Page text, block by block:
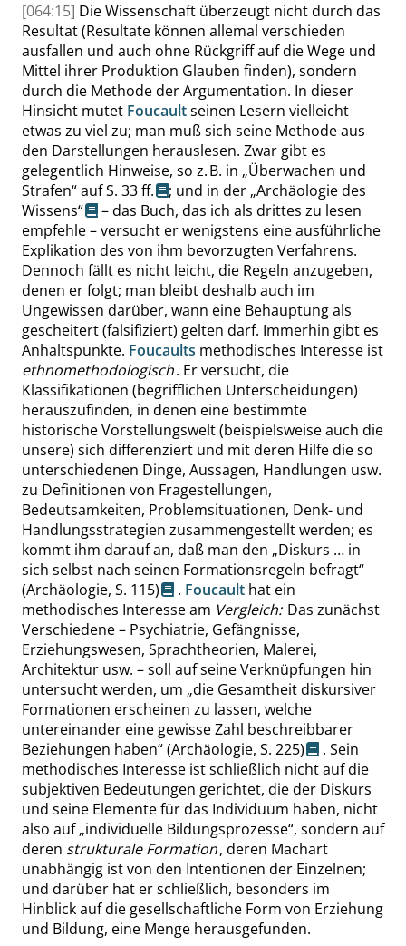
[064:15] Die Wissenschaft überzeugt nicht durch das
Resultat (Resultate können allemal verschieden
ausfallen und auch ohne Rückgriff auf die Wege und
Mittel ihrer Produktion Glauben finden), sondern
durch die Methode der Argumentation. In dieser
Hinsicht mutet Foucaultseinen Lesern vielleicht
etwas zu viel zu; man muß sich seine Methode aus
den Darstellungen herauslesen. Zwar gibt es
gelegentlich Hinweise, so z. B. in „Überwachen und
Strafen“aufS. 33 ff. ; und in der „Archäologie des
Wissens“
– das Buch, das ich als drittes zu lesen
empfehle – versucht er wenigstens eine ausführliche
Explikation des von ihm bevorzugten Verfahrens.
Dennoch fällt es nicht leicht, die Regeln anzugeben,
denen er folgt; man bleibt deshalb auch im
Ungewissen darüber, wann eine Behauptung als
gescheitert (falsifiziert) gelten darf. Immerhin gibt es
Anhaltspunkte. Foucaults methodisches Interesse ist
ethnomethodologisch. Er versucht, die
Klassifikationen (begrifflichen Unterscheidungen)
herauszufinden, in denen eine bestimmte
historische Vorstellungswelt (beispielsweise auch die
unsere) sich differenziert und mit deren Hilfe die so
unterschiedenen Dinge, Aussagen, Handlungen usw.
zu Definitionen von Fragestellungen,
Bedeutsamkeiten, Problemsituationen, Denk- und
Handlungsstrategien zusammengestellt werden; es
kommt ihm darauf an, daß man den „Diskurs … in
sich selbst nach seinen Formationsregeln befragt“
(Archäologie, S. 115) . Foucaulthat ein
methodisches Interesse am Vergleich: Das zunächst
Verschiedene – Psychiatrie, Gefängnisse,
Erziehungswesen, Sprachtheorien, Malerei,
Architektur usw. – soll auf seine Verknüpfungen hin
untersucht werden, um „die Gesamtheit diskursiver
Formationen erscheinen zu lassen, welche
untereinander eine gewisse Zahl beschreibbarer
Beziehungen haben“(Archäologie, S. 225)
. Sein
methodisches Interesse ist schließlich nicht auf die
subjektiven Bedeutungen gerichtet, die der Diskurs
und seine Elemente für das Individuum haben, nicht
also auf„individuelle Bildungsprozesse“, sondern auf
deren strukturale Formation, deren Machart
unabhängig ist von den Intentionen der Einzelnen;
und darüber hat er schließlich, besonders im
Hinblick auf die gesellschaftliche Form von Erziehung
und Bildung, eine Menge herausgefunden.